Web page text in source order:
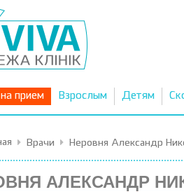
прием Взрослым Детям
Врачи Неровня Александр
АЛЕКСАНДР